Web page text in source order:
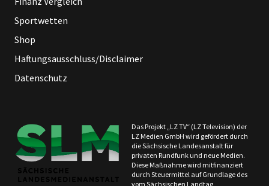
Sportwetten
Shop
Haftungsausschluss/Disclaimer
Datenschutz
Das Projekt „LZ TV“ (LZ Television) der
LZ Medien GmbH wird gefördert durch
die Sächsische Landesanstalt für
privaten Rundfunk und neue Medien.
Diese Maßnahme wird mitfinanziert
durch Steuermittel auf Grundlage des
vom Sächsischen Landtag